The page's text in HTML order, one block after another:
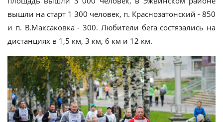
вышли на старт 1 300 человек, п. Краснозатонский - 850
и п. В.Максаковка - 300. Любители бега состязались на
дистанциях в 1,5 км, 3 км, 6 км и 12 км.